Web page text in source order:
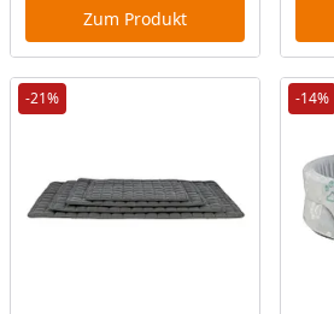
Zum Produkt
-21% -14%